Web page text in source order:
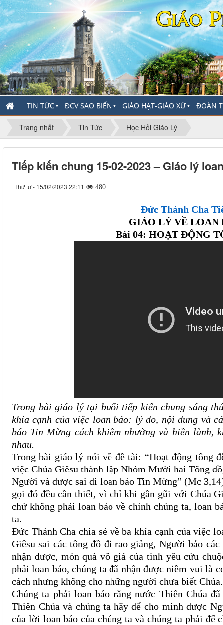
TIN TỨC ▼ ĐCV SAO BIỂN ▼ GIÁO HẠT-GIÁO XỨ▼ ĐOÀN
Trang nhất Tin Tức Học Hỏi Giáo Lý
Tiếp kiến chung 15-02-2023 – Giáo lý
Thứ tư - 15/02/2023 22:11 480
Đức Thánh Cha
GIÁO LÝ VỀ LOAN
Bài 04:HOẠT ĐỘNG
Trong bài giáo lý tại buổi tiếp kiến chung sáng
khía cạnh của việc loan báo: lý do, nội dung và
báo Tin Mừng cách khiêm nhường và hiền lành,
nhau.
Trong bài giáo lý nói về đề tài: “Hoạt động tông
việc Chúa Giêsu thành lập Nhóm Mười hai Tông
Người và được sai đi loan báo Tin Mừng” (Mc
gọi đó đều cần thiết, vì chỉ khi gần gũi với Chúa
chứ không phải loan báo về chính chúng ta, loan
ta.
Đức Thánh Cha chia sẻ về ba khía cạnh của việc
Giêsu sai các tông đồ đi rao giảng, Người bảo
nhận được, món quà vô giá của tình yêu cứu
phải loan báo, chúng ta đã nhận được niềm vui là
cách nhưng không cho những người chưa biết Chúa.
Chúng ta phải loan báo rằng nước Thiên Chúa
Thiên Chúa và chúng ta hãy để cho mình được
của lời loan báo của chúng ta và chúng ta phải